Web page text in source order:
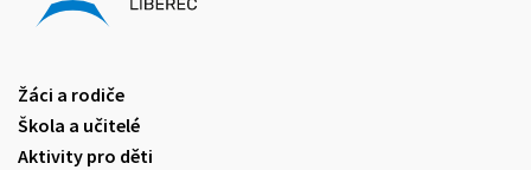
Žáci a rodiče
Škola a učitelé
Aktivity pro děti